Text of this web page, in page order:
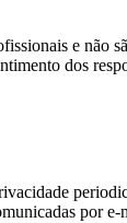
e não
dos
por